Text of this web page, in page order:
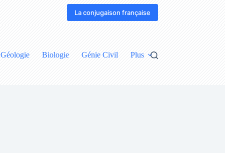
La conjugaison française
Géologie Biologie Génie Civil Plus